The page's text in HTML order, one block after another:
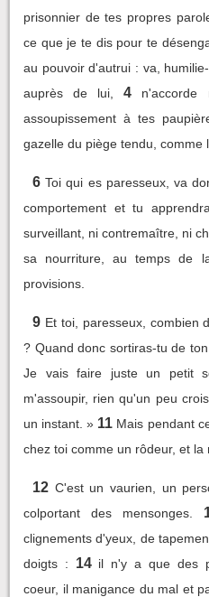
prisonnier de tes propres
ce que je te dis pour te
au pouvoir d'autrui : va,
auprès de lui,
4
assoupissement à tes
gazelle du piège tendu, comme
6 Toi qui es paresseux, va
comportement et tu
surveillant, ni contremaître, ni
sa nourriture, au temps de
provisions.
9 Et toi, paresseux, combien
? Quand donc sortiras-tu de
Je vais faire juste un petit
m'assoupir, rien qu'un peu
un instant. » 11 Mais pendant
chez toi comme un rôdeur, et la
12 C'est un vaurien, un
colportant des mensonges.
clignements d'yeux, de
doigts :
14 il n'y a que des
coeur, il manigance du mal et